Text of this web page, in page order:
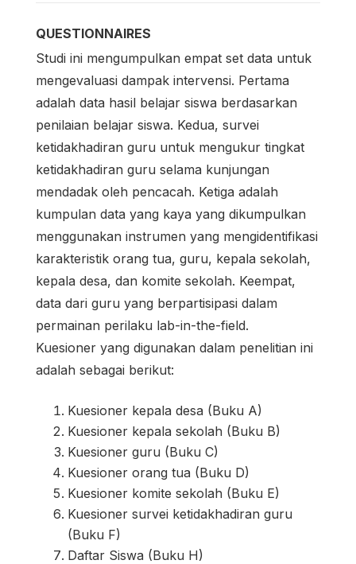
QUESTIONNAIRES
Studi ini mengumpulkan empat set data untuk
mengevaluasi dampak intervensi. Pertama
adalah data hasil belajar siswa berdasarkan
penilaian belajar siswa. Kedua, survei
ketidakhadiran guru untuk mengukur tingkat
ketidakhadiran guru selama kunjungan
mendadak oleh pencacah. Ketiga adalah
kumpulan data yang kaya yang dikumpulkan
menggunakan instrumen yang mengidentifikasi
karakteristik orang tua, guru, kepala sekolah,
kepala desa, dan komite sekolah. Keempat,
data dari guru yang berpartisipasi dalam
permainan perilaku lab-in-the-field.
Kuesioner yang digunakan dalam penelitian ini
adalah sebagai berikut:
Kuesioner kepala desa (Buku A)
Kuesioner kepala sekolah (Buku B)
Kuesioner guru (Buku C)
Kuesioner orang tua (Buku D)
Kuesioner komite sekolah (Buku E)
Kuesioner survei ketidakhadiran guru
(Buku F)
Daftar Siswa (Buku H)